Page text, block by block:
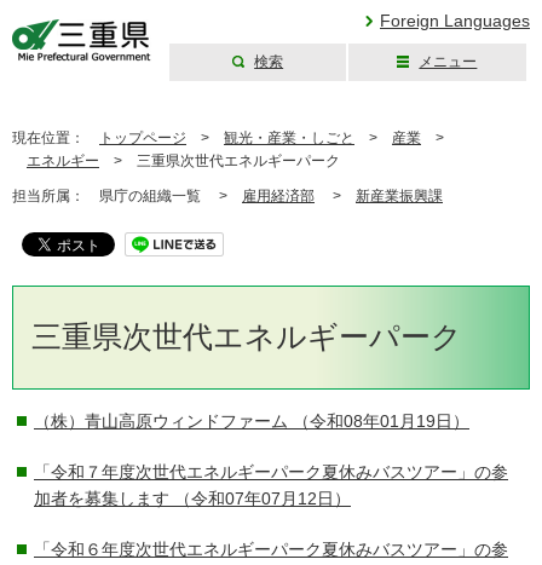
Foreign Languages
検索 メニュー
現在位置： トップページ > 観光・産業・しごと > 産業 >
エネルギー > 三重県次世代エネルギーパーク
担当所属： 県庁の組織一覧 > 雇用経済部 > 新産業振興課
三重県次世代エネルギーパーク
（株）青山高原ウィンドファーム （令和08年01月19日）
「令和７年度次世代エネルギーパーク夏休みバスツアー」の参
加者を募集します （令和07年07月12日）
「令和６年度次世代エネルギーパーク夏休みバスツアー」の参